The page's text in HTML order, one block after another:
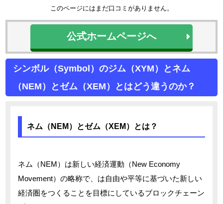
このページにはまだ口コミがありません。
公式ホームページへ
シンボル（Symbol）のジム（XYM）とネム
（NEM）とゼム（XEM）とはどう違うのか？
ネム（NEM）とゼム（XEM）とは？
ネム（NEM）は新しい経済運動（New Economy
Movement）の略称で、は自由や平等に基づいた新しい
経済圏をつくることを目標にしているブロックチェーン